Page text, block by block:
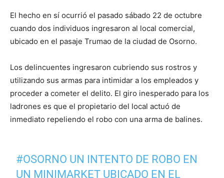
El hecho en sí ocurrió el pasado sábado 22 de octubre
cuando dos individuos ingresaron al local comercial,
ubicado en el pasaje Trumao de la ciudad de Osorno.
Los delincuentes ingresaron cubriendo sus rostros y
utilizando sus armas para intimidar a los empleados y
proceder a cometer el delito. El giro inesperado para los
ladrones es que el propietario del local actuó de
inmediato repeliendo el robo con una arma de balines.
#OSORNO UN INTENTO DE ROBO EN
UN MINIMARKET UBICADO EN EL